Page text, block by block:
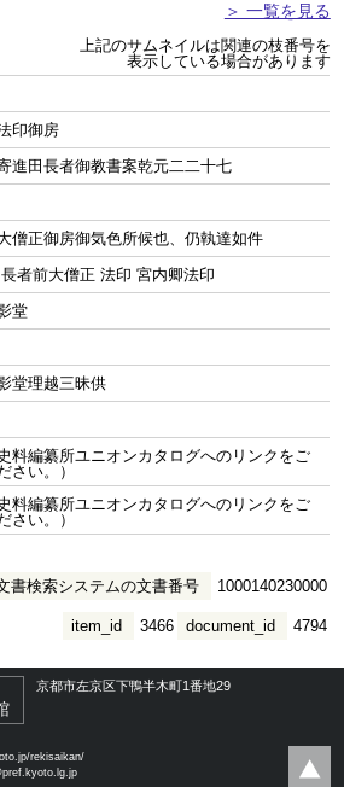
＞ 一覧を見る
上記のサムネイルは関連の枝番号を
表示している場合があります
印御房
進田長者御教書案乾元二二十七
僧正御房御気色所候也、仍執達如件
者前大僧正 法印 宮内卿法印
堂
堂理越三昧供
史料編纂所ユニオンカタログへのリンクをご
さい。）
史料編纂所ユニオンカタログへのリンクをご
さい。）
書検索システムの文書番号 1000140230000
document_id 4794
item_id 3466
京都市左京区下鴨半木町1番地29
rekisaikan/